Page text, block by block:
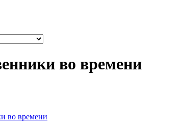
во времени
во времени